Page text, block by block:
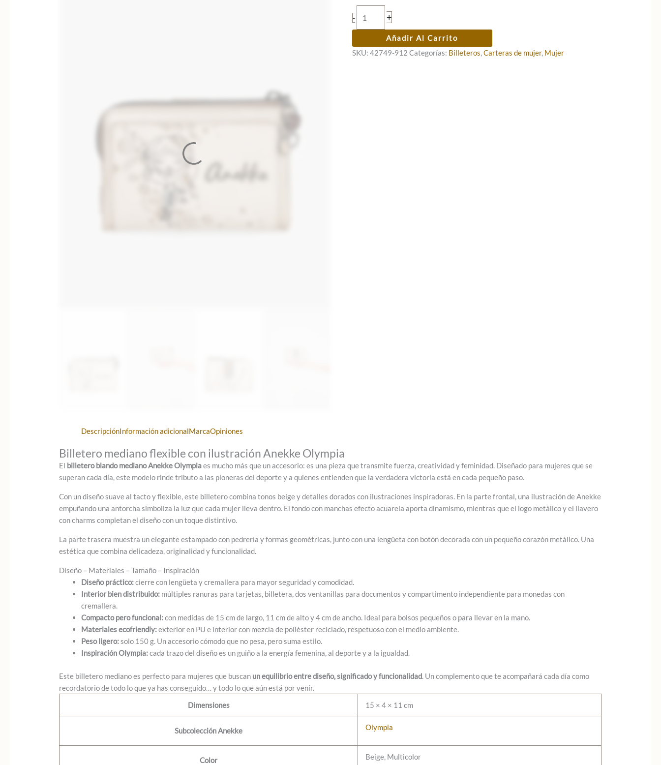
era:
29,95 €.
-
blando
Anekke
Olympia
+
Añadir Al Carrito
SKU:42749-912 Categorías: Billeteros,Carteras de mujer, Mujer
DescripciónInformación adicionalMarcaOpiniones
Billetero mediano flexible con ilustración Anekke Olympia
El billetero blando mediano Anekke Olympiaes mucho más que un accesorio: es una pieza que transmite fuerza, creatividad y feminidad. Diseñado para mujeres que se
superan cada día, este modelo rinde tributo a las pioneras del deporte y a quienes entienden que la verdadera victoria está en cada pequeño paso.
Con un diseño suave al tacto y flexible, este billetero combina tonos beige y detalles dorados con ilustraciones inspiradoras. En la parte frontal, una ilustración de Anekke
empuñando una antorcha simboliza la luz que cada mujer lleva dentro. El fondo con manchas efecto acuarela aporta dinamismo, mientras que el logo metálico y el llavero
con charms completan el diseño con un toque distintivo.
La parte trasera muestra un elegante estampado con pedrería y formas geométricas, junto con una lengüeta con botón decorada con un pequeño corazón metálico. Una
estética que combina delicadeza, originalidad y funcionalidad.
Diseño – Materiales – Tamaño – Inspiración
Diseño práctico:cierre con lengüeta y cremallera para mayor seguridad y comodidad.
Interior bien distribuido: múltiples ranuras para tarjetas, billetera, dos ventanillas para documentos y compartimento independiente para monedas con
cremallera.
Compacto pero funcional:con medidas de 15 cm de largo, 11 cm de alto y 4 cm de ancho. Ideal para bolsos pequeños o para llevar en la mano.
Materiales ecofriendly:exterior en PU e interior con mezcla de poliéster reciclado, respetuoso con el medio ambiente.
Peso ligero:solo 150 g. Un accesorio cómodo que no pesa, pero suma estilo.
Inspiración Olympia:cada trazo del diseño es un guiño a la energía femenina, al deporte y a la igualdad.
Este billetero mediano es perfecto para mujeres que buscan un equilibrio entre diseño, significado y funcionalidad. Un complemento que te acompañará cada día como
recordatorio de todo lo que ya has conseguido… y todo lo que aún está por venir.
Dimensiones
15 × 4 × 11 cm
Subcolección Anekke Olympia
Color Beige, Multicolor